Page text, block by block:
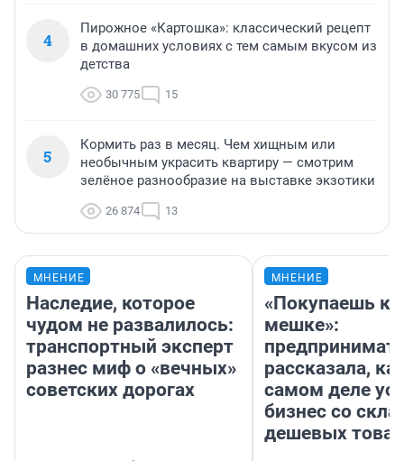
4
Пирожное «Картошка»: классический рецепт
в домашних условиях с тем самым вкусом из
детства
30 775 15
5
Кормить раз в месяц. Чем хищным или
необычным украсить квартиру — смотрим
зелёное разнообразие на выставке экзотики
26 874 13
МНЕНИЕ
Наследие, которое
чудом не развалилось:
транспортный эксперт
разнес миф о «вечных»
советских дорогах
МНЕНИЕ
«Покупаешь
мешке»:
рассказала,
самом деле
бизнес со
дешевых